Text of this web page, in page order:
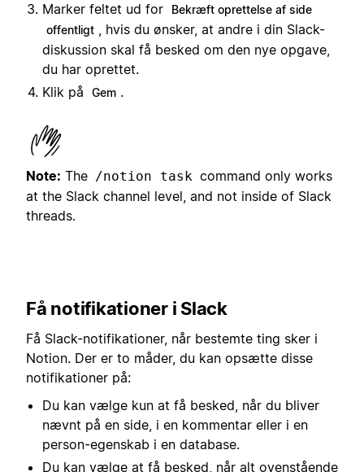
Marker feltet ud for
Bekræft oprettelse af side
offentligt , hvis du ønsker, at andre i din Slack-
diskussion skal få besked om den nye opgave,
du har oprettet.
Klik på
Gem .
Note: The /notion task command only works
at the Slack channel level, and not inside of Slack
threads.
Få notifikationer i Slack
Få Slack-notifikationer, når bestemte ting sker i
Notion. Der er to måder, du kan opsætte disse
notifikationer på:
Du kan vælge kun at få besked, når du bliver
nævnt på en side, i en kommentar eller i en
person-egenskab i en database.
Du kan vælge at få besked, når alt ovenstående